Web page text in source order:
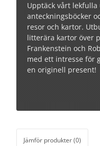
Upptäck vårt
anteckningsböcker
resor och kartor.
litterära kartor över
Frankenstein och
med ett intresse för
en originell present!
Jämför produkter (0)